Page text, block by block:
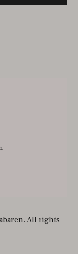
All rights